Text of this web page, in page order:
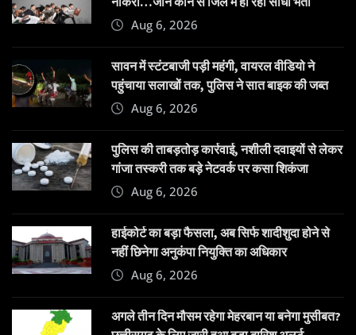
Aug 6, 2026
सावन में स्टंटबाजी पड़ी महंगी, वायरल वीडियो ने
पहुंचाया सलाखों तक, पुलिस ने सात बाइक की जब्त
Aug 6, 2026
पुलिस की ताबड़तोड़ कार्रवाई, नशीली दवाइयों से लेकर
गांजा तस्करी तक बड़े नेटवर्क पर कसा शिकंजा
Aug 6, 2026
हाईकोर्ट का बड़ा फैसला, अब सिर्फ शादीशुदा होने से
नहीं छिनेगा अनुकंपा नियुक्ति का अधिकार
Aug 6, 2026
अगले तीन दिन मौसम रहेगा मेहरबान या बनेगा मुसीबत?